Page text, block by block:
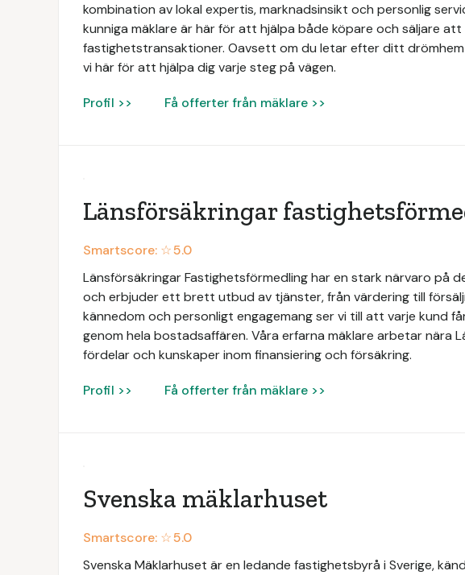
kombination av lokal expertis, marknadsinsikt och personlig
kunniga mäklare är här för att hjälpa både köpare och säljare
fastighetstransaktioner. Oavsett om du letar efter ditt drömhem
vi här för att hjälpa dig varje steg på vägen.
Profil >> Få offerter från mäklare >>
Länsförsäkringar
Smartscore: ☆5.0
Länsförsäkringar Fastighetsförmedling har en stark närvaro på
och erbjuder ett brett utbud av tjänster, från värdering till
kännedom och personligt engagemang ser vi till att varje kund
genom hela bostadsaffären. Våra erfarna mäklare arbetar nära
fördelar och kunskaper inom finansiering och försäkring.
Profil >> Få offerter från mäklare >>
Svenska mäklarhuset
Smartscore: ☆5.0
Svenska Mäklarhuset är en ledande fastighetsbyrå i Sverige,